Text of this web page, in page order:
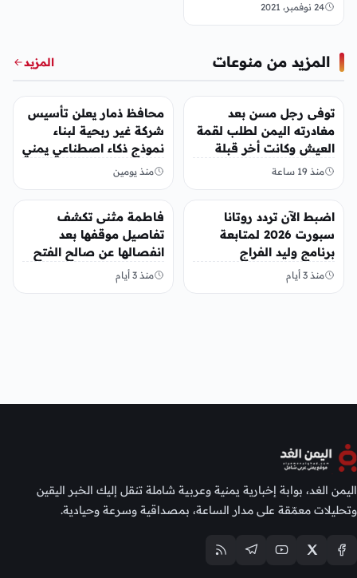
الفصل الدرساي
24 نوفمبر، 2021
المزيد من منوعات المزيد
منوعات
توفى رجل مسن بعد
مغادرته اليمن لطلب لقمة
العيش وكانت أخر قبلة
يقدمها لإبنته
منذ 19 ساعة
منوعات
محافظ ذمار يعلن تأسيس
شركة غير ربحية لبناء
نموذج ذكاء اصطناعي يمني
منذ يومين
منوعات
اضبط الآن تردد روتانا
سبورت 2026 لمتابعة
برنامج وليد الفراج
منذ 3 أيام
منوعات
فاطمة مثنى تكشف
تفاصيل موقفها بعد
انفصالها عن صالح الفتح
منذ 3 أيام
اليمن الغد، بوابة إخبارية يمنية وعربية شاملة تنقل إليك الخبر اليقين
وتحليلات معمّقة على مدار الساعة، بمصداقية وسرعة وحيادية.